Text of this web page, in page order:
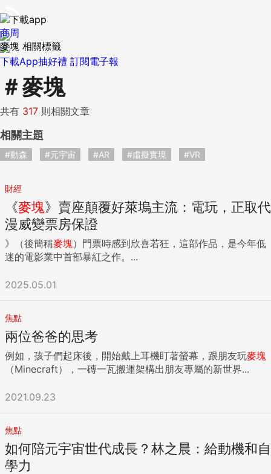
下載App抽好禮 訂閱電子報
商周
麥塊 相關標籤
＃麥塊
共有 317 則相關文章
相關主題
#動森 #元宇宙 #AR #虛擬實境 #VR
財經
《麥塊》賣座顛覆好萊塢主流：電玩，正取代
漫威變票房保證
》（後簡稱麥塊）門票時感到欣喜若狂，這部作品，是今年低
迷的電影業中首部暴紅之作。...
2025.05.01
焦點
兩位爸爸的思考
例如，孩子們起床後，開始戴上耳機盯著螢幕，跟朋友玩麥塊
（Minecraft），一磚一瓦搬運架構出朋友專屬的新世界...
2021.09.23
焦點
如何陪元宇宙世代成長？林之晨：給動機和自
學力